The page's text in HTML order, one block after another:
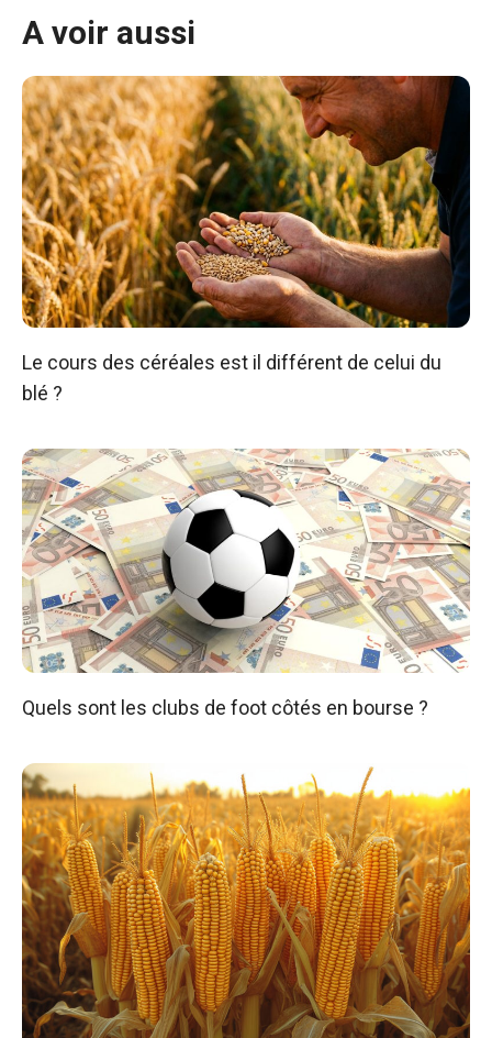
A voir aussi
Le cours des céréales est il différent de celui du
blé ?
Quels sont les clubs de foot côtés en bourse ?